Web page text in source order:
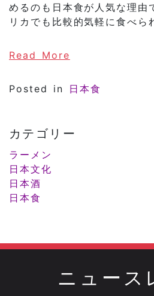
めるのも日本食が人気な理由
リカでも比較的気軽に食べ
Read More
Posted in 日本食
カテゴリー
ラーメン
日本文化
日本酒
日本食
ニュース